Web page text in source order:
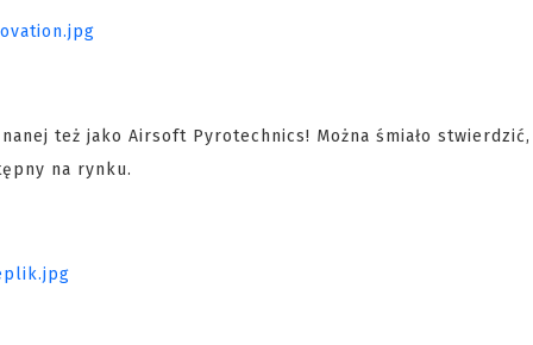
też jako Airsoft Pyrotechnics! Można śmiało
na rynku.